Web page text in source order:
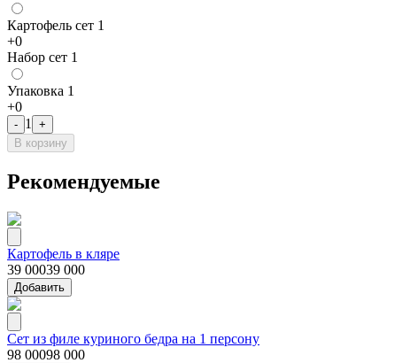
Картофель сет 1
+0
Набор сет 1
Упаковка 1
+0
- 1
+
В корзину
Рекомендуемые
Картофель в кляре
39 00039 000
Добавить
Сет из филе куриного бедра на 1 персону
98 00098 000